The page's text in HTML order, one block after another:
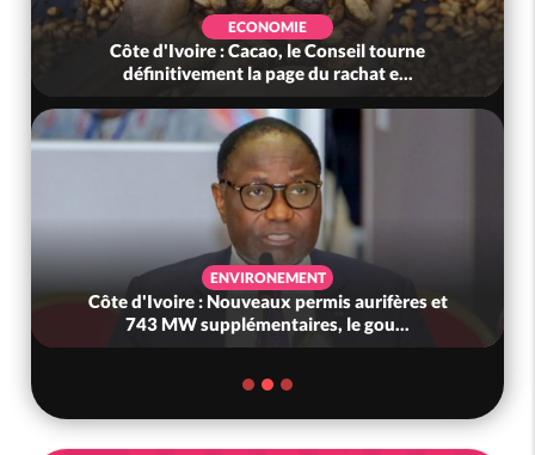
ECONOMIE
Côte d'Ivoire : Cacao, le Conseil tourne
définitivement la page du rachat e...
ENVIRONEMENT
Côte d'Ivoire : Nouveaux permis aurifères et
743 MW supplémentaires, le gou...